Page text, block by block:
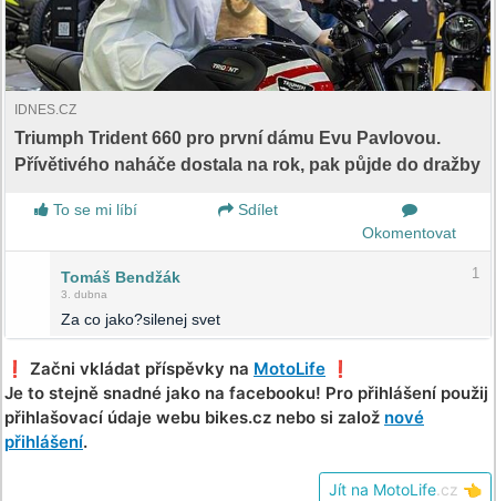
IDNES.CZ
Triumph Trident 660 pro první dámu Evu Pavlovou.
Přívětivého naháče dostala na rok, pak půjde do dražby
To se mi líbí
Sdílet
Okomentovat
Tomáš Bendžák
3. dubna
1
Za co jako?silenej svet
❗️ Začni vkládat příspěvky na MotoLife ❗️
Je to stejně snadné jako na facebooku! Pro přihlášení použij
přihlašovací údaje webu bikes.cz nebo si založ nové
přihlášení.
Jít na MotoLife .cz 👈